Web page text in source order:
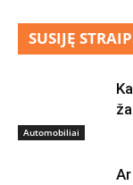
SUSIJĘ
Automobiliai